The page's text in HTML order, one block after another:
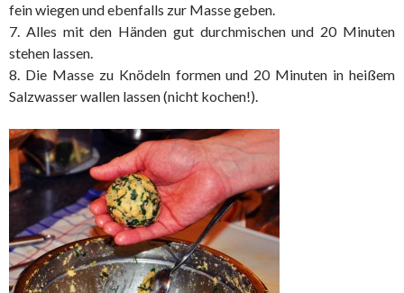
fein wiegen und ebenfalls zur Masse geben.
7. Alles mit den Händen gut durchmischen und 20 Minuten
stehen lassen.
8. Die Masse zu Knödeln formen und 20 Minuten in heißem
Salzwasser wallen lassen (nicht kochen!).